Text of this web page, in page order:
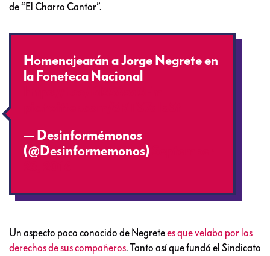
de “El Charro Cantor”.
Homenajearán a Jorge Negrete en
la Foneteca Nacional
— Desinformémonos
(@Desinformemonos)
Un aspecto poco conocido de Negretees que velaba por los
derechos de sus compañeros. Tanto así que fundó el Sindicato